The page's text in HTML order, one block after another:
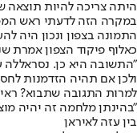
היתה צריכה להיות תוצאה
במקרה הזה לדעתי ראש
התמונה בצפון ונכון היה
כאלוף פיקוד הצפון אמרת
"התשובה היא כן. נסראללה
ולכן אם תהיה הזדמנות
למרות התגובה שתבוא?
"בהינתן מלחמה זה יהיה
בין עזה לאיראן